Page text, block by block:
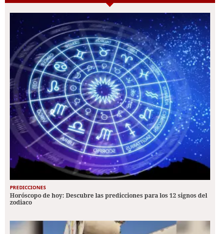
PREDICCIONES
Horóscopo de hoy: Descubre las predicciones para los 12 signos del
zodiaco